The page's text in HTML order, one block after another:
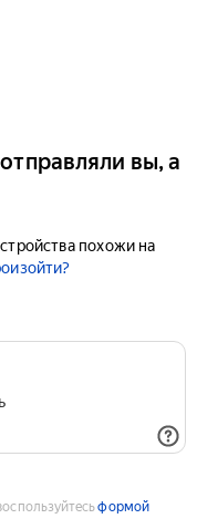
вы, а
похожи на
формой